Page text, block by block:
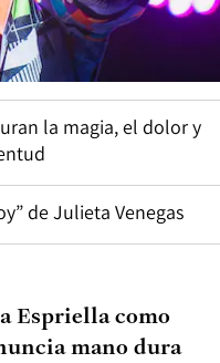
la magia, el dolor y
de Julieta Venegas
Espriella como
mano dura